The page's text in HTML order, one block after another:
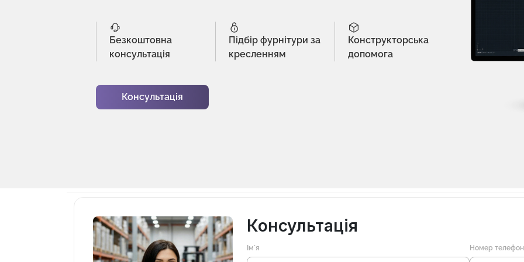
Безкоштовна
консультація
Підбір фурнітури за
кресленням
Конструкторська
допомога
Консультація
Консультація
Імʼя Номер